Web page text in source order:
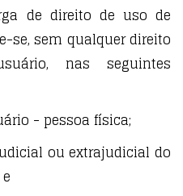
de direito de uso de
se, sem qualquer direito
nas seguintes
- pessoa física;
ou extrajudicial do